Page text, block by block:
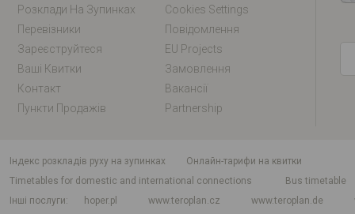
Розклади На Зупинках
Cookies Settings
Перевізники
Повідомлення
Зареєструйтеся
EU Projects
Ваші Квитки
Замовлення
Контакт
Вакансії
Пункти Продажів
Partnership
індекс розкладів руху на зупинках
Онлайн-тарифи на квитки
Timetables for domestic and international connections
Bus timetable
Інші послуги
hoper.pl www.teroplan.cz www.teroplan.de